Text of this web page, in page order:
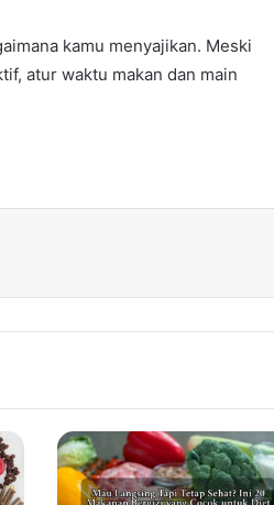
kamu menyajikan. Meski
atur waktu makan dan main